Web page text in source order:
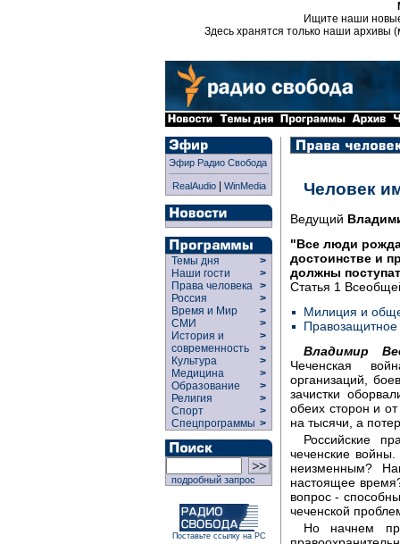
Ищите наши
Здесь хранятся только наши архивы
Эфир Радио Свобода
RealAudio| WinMedia
Темы дня
>
Наши гости
>
Права человека >
Россия
>
Время и Мир
>
СМИ
>
История и
современность
>
>
Культура
>
Медицина
>
Образование
>
Религия
>
Спорт
>
Спецпрограммы >
подробный запрос
Поставьте ссылку на РС
Человек
Ведущий
"Все люди
достоинстве и
должны
Статья 1
Милиция и
Владимир
Чеченская
организаций,
зачистки
обеих сторон и
на тысячи, а
Российские
чеченские
неизменным?
настоящее
вопрос -
чеченской
Но начнем